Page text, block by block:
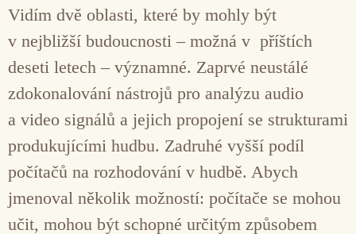
Vidím dvě oblasti, které by mohly být
v nejbližší budoucnosti – možná v příštích
deseti letech – významné. Zaprvé neustálé
zdokonalování nástrojů pro analýzu audio
a video signálů a jejich propojení se strukturami
produkujícími hudbu. Zadruhé vyšší podíl
počítačů na rozhodování v hudbě. Abych
jmenoval několik možností: počítače se mohou
učit, mohou být schopné určitým způsobem